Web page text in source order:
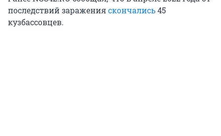
последствий зараженияскончались45
кузбассовцев.